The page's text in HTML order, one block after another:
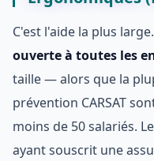
C'est l'aide la plus
ouverte à toutes les
taille — alors que la
prévention CARSAT
moins de 50 salariés.
ayant souscrit une